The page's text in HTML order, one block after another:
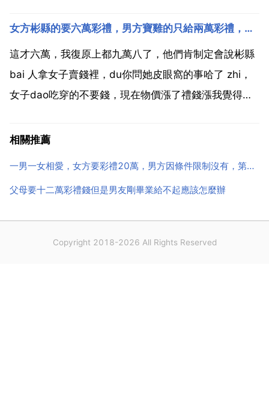
律保護嗎。請看如下解釋。出現以下幾種情形是要退彩
禮的 在雙方未辦理結婚登記手續的 雙方辦理結婚登記
手續但確未共...
女方彬縣的要六萬彩禮，男方寶雞的只給兩萬彩禮，怎麼辦
這才六萬，我復原上都九萬八了，他們肯制定會說彬縣
bai 人拿女子賣錢裡，du你問她皮眼窩的事哈了 zhi，
女子dao吃穿的不要錢，現在物價漲了禮錢漲我覺得也
他買房買車，你以後過去不還帳。不給這婚就結不成，
相關推薦
一男一女相愛，女方要彩禮20萬，男方因條件限制沒有，第一次訂婚失敗後來商量女方說拿10萬訂婚，結
父母要十二萬彩禮錢但是男友剛畢業給不起應該怎麼辦
Copyright 2018-2026 All Rights Reserved